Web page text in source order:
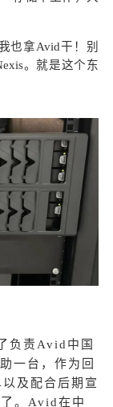
也拿Avid干！别
。就是这个东
负责Avid中国
一台，作为回
及配合后期宣
。Avid在中